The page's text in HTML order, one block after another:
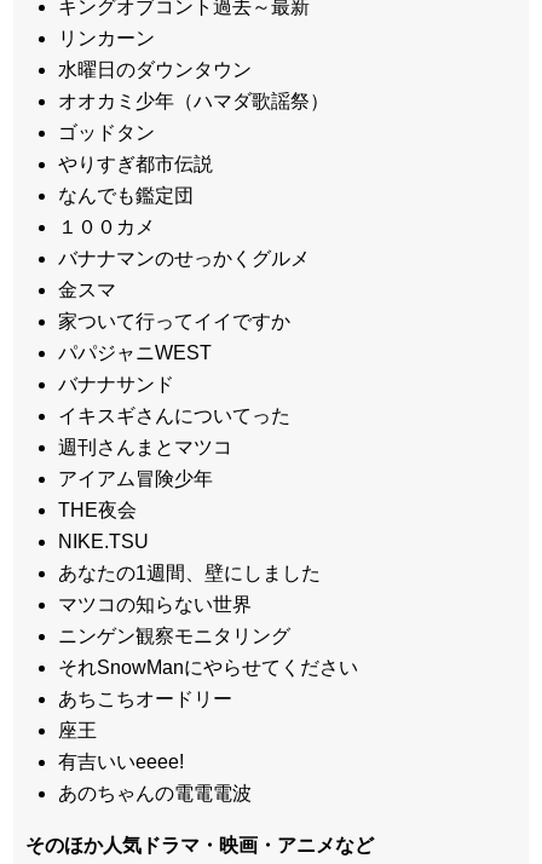
キングオブコント過去～最新
リンカーン
水曜日のダウンタウン
オオカミ少年（ハマダ歌謡祭）
ゴッドタン
やりすぎ都市伝説
なんでも鑑定団
１００カメ
バナナマンのせっかくグルメ
金スマ
家ついて行ってイイですか
パパジャニWEST
バナナサンド
イキスギさんについてった
週刊さんまとマツコ
アイアム冒険少年
THE夜会
NIKE.TSU
あなたの1週間、壁にしました
マツコの知らない世界
ニンゲン観察モニタリング
それSnowManにやらせてください
あちこちオードリー
座王
有吉いいeeee!
あのちゃんの電電電波
そのほか人気ドラマ・映画・アニメなど